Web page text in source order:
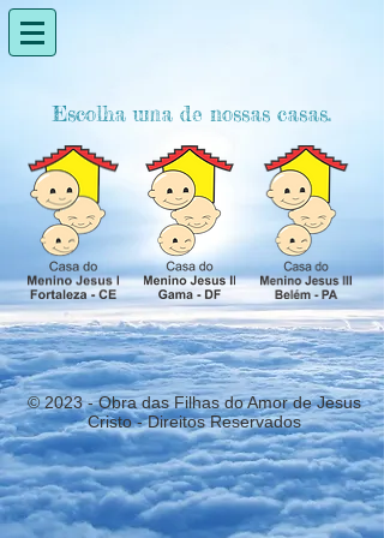
Escolha uma de nossas casas.
© 2023 - Obra das Filhas do Amor de Jesus
Cristo - Direitos Reservados